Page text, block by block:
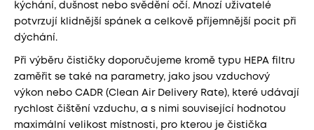
kýchání, dušnost nebo svědění očí. Mnozí uživatelé
potvrzují klidnější spánek a celkově příjemnější pocit při
dýchání.
Při výběru čističky doporučujeme kromě typu HEPA filtru
zaměřit se také na parametry, jako jsou vzduchový
výkon nebo CADR (Clean Air Delivery Rate), které udávají
rychlost čištění vzduchu, a s nimi související hodnotou
maximální velikost místnosti, pro kterou je čistička